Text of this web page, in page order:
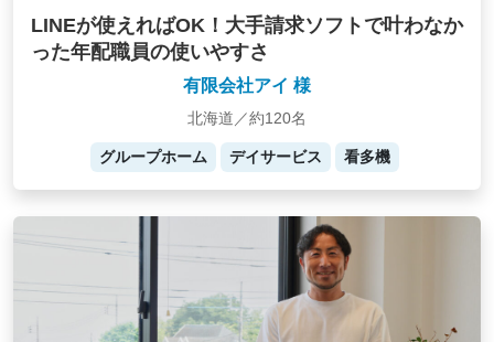
LINEが使えればOK！大手請求ソフトで叶わなか
った年配職員の使いやすさ
有限会社アイ 様
北海道／約120名
グループホーム デイサービス 看多機